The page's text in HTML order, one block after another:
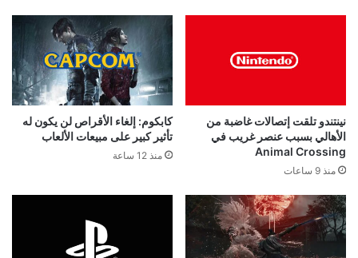
نينتندو تلقت إتصالات غاضبة من
الأهالي بسبب عنصر غريب في
Animal Crossing
منذ 9 ساعات
كابكوم: إلغاء الأقراص لن يكون له
تأثير كبير على مبيعات الألعاب
منذ 12 ساعة